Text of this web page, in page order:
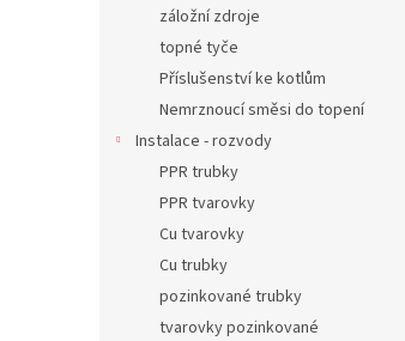
záložní zdroje
topné tyče
Příslušenství ke kotlům
Nemrznoucí směsi do topení
Instalace - rozvody
PPR trubky
PPR tvarovky
Cu tvarovky
Cu trubky
pozinkované trubky
tvarovky pozinkované